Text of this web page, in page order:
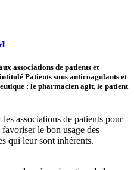
associations de patients et
intitulé Patients sous anticoagulants et
: le pharmacien agit, le patient
associations de patients pour
le bon usage des
qui leur sont inhérents.